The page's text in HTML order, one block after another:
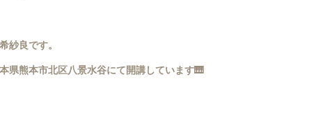
紗良です。
県熊本市北区八景水谷にて開講しています🎹